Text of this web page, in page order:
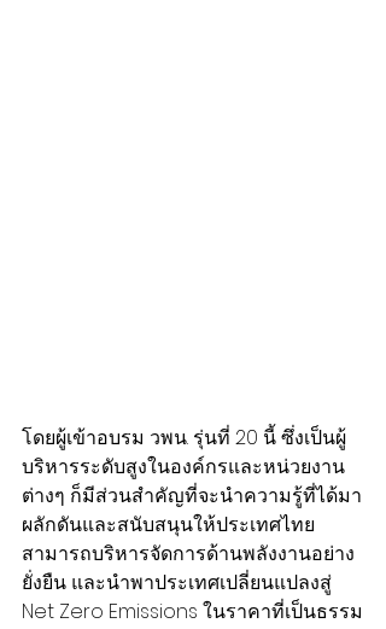
โดยผู้เข้าอบรม วพน. รุ่นที่ 20 นี้ ซึ่งเป็นผู้
บริหารระดับสูงในองค์กรและหน่วยงาน
ต่างๆ ก็มีส่วนสำคัญที่จะนำความรู้ที่ได้มา
ผลักดันและสนับสนุนให้ประเทศไทย
สามารถบริหารจัดการด้านพลังงานอย่าง
ยั่งยืน และนำพาประเทศเปลี่ยนแปลงสู่
Net Zero Emissions ในราคาที่เป็นธรรม